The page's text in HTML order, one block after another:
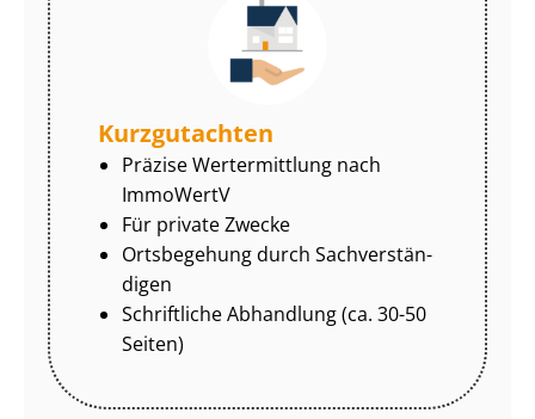
Kurzgutachten
Präzise Wertermittlung nach
ImmoWertV
Für private Zwecke
Ortsbegehung durch Sach­ver­stän­
di­gen
Schriftliche Abhandlung (ca. 30-50
Seiten)